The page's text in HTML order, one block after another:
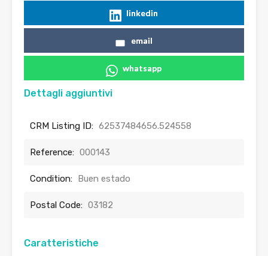
linkedin
email
whatsapp
Dettagli aggiuntivi
CRM Listing ID: 62537484656.524558
Reference: 000143
Condition: Buen estado
Postal Code: 03182
Caratteristiche